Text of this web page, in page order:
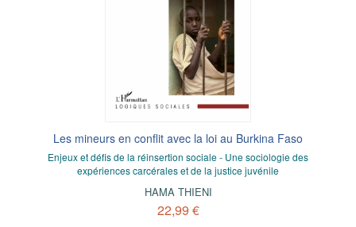
Les mineurs en conflit avec la loi au Burkina Faso
Enjeux et défis de la réinsertion sociale - Une sociologie des
expériences carcérales et de la justice juvénile
HAMA THIENI
22,99 €